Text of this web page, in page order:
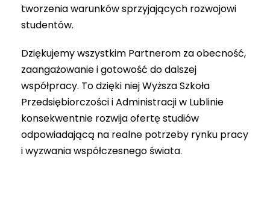
tworzenia warunków sprzyjających rozwojowi
studentów.
Dziękujemy wszystkim Partnerom za obecność,
zaangażowanie i gotowość do dalszej
współpracy. To dzięki niej Wyższa Szkoła
Przedsiębiorczości i Administracji w Lublinie
konsekwentnie rozwija ofertę studiów
odpowiadającą na realne potrzeby rynku pracy
i wyzwania współczesnego świata.